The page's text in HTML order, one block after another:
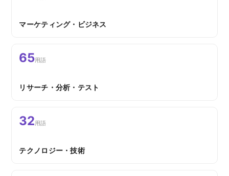
マーケティング・ビジネス
65用語
リサーチ・分析・テスト
32用語
テクノロジー・技術